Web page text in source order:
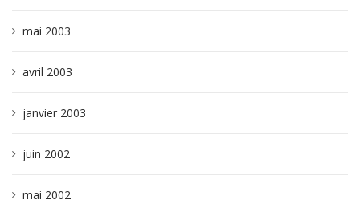
mai 2003
avril 2003
janvier 2003
juin 2002
mai 2002